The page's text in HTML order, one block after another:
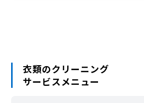
衣類のクリーニング
サービスメニュー